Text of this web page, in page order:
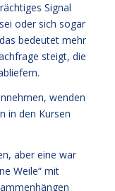
Signal
oder sich sogar
bedeutet mehr
steigt, die
wenden
in den Kursen
aber eine war
Weile“ mit